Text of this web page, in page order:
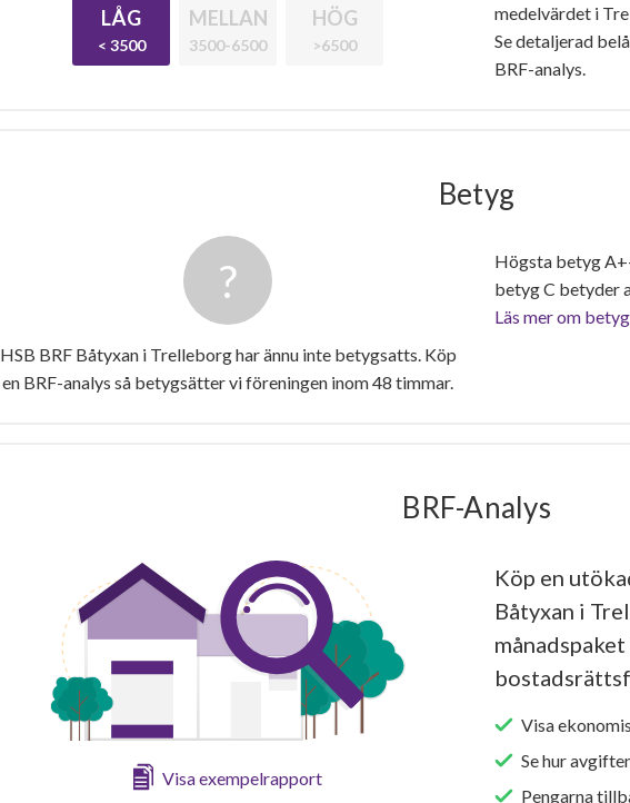
LÅG
< 3500
MELLAN
3500-6500
HÖG
>6500
medelvärdet i
Se detaljerad
BRF-analys.
Betyg
HSB BRF Båtyxan i Trelleborg har ännu inte betygsatts. Köp
en BRF-analys så betygsätter vi föreningen inom 48 timmar.
Högsta betyg
betyg C betyder
Läs mer om
BRF-Analys
Visa exempelrapport
Köp en
Båtyxan i
Visa
Se hur
Pengarna